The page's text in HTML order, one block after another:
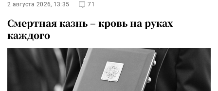
2 августа 2026, 13:35 71
Смертная казнь – кровь на руках
каждого